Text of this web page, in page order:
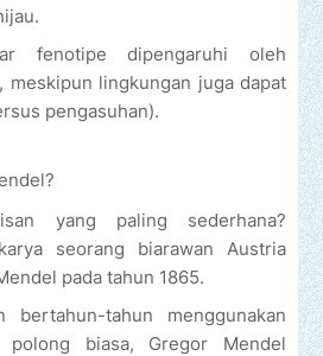
fenotipe dipengaruhi oleh
meskipun lingkungan juga dapat
pengasuhan).
yang paling sederhana?
seorang biarawan Austria
pada tahun 1865.
bertahun-tahun menggunakan
polong biasa, Gregor Mendel